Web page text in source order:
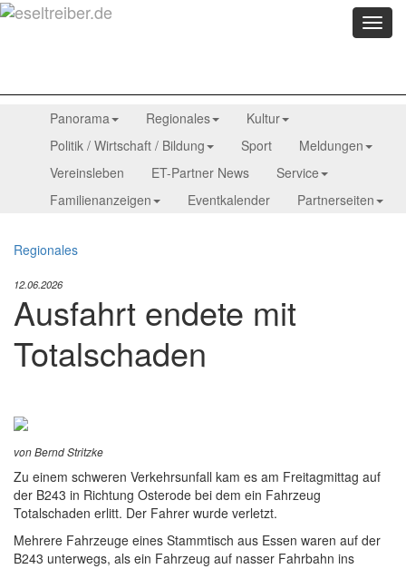
Menü
Panorama Regionales
Kultur
Politik / Wirtschaft / Bildung
Sport
Meldungen
Vereinsleben
ET-Partner News
Service
Familienanzeigen
Eventkalender Partnerseiten
Regionales
12.06.2026
Ausfahrt endete mit
Totalschaden
von Bernd Stritzke
Zu einem schweren Verkehrsunfall kam es am Freitagmittag auf
der B243 in Richtung Osterode bei dem ein Fahrzeug
Totalschaden erlitt. Der Fahrer wurde verletzt.
Mehrere Fahrzeuge eines Stammtisch aus Essen waren auf der
B243 unterwegs, als ein Fahrzeug auf nasser Fahrbahn ins